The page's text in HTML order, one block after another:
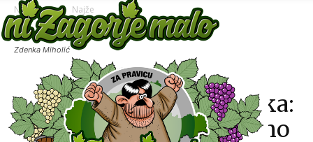
Naslovnica Najže
Zdenka Miholić
Aromaterapija by Zdenka:
Podarite svojoj koži samo